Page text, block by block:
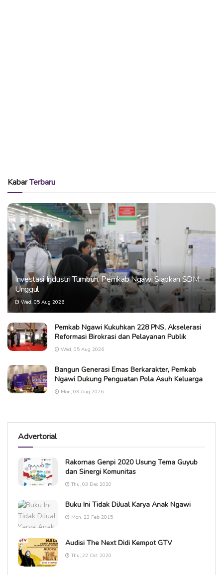
KabarTerbaru
Investasi Industri Tumbuh, Pemkab Ngawi Siapkan SDM
Unggul
Wed, 05 Aug 2026
Pemkab Ngawi Kukuhkan 228 PNS, Akselerasi
Reformasi Birokrasi dan Pelayanan Publik
Wed, 05 Aug 2026
Bangun Generasi Emas Berkarakter, Pemkab
Ngawi Dukung Penguatan Pola Asuh Keluarga
Mon, 03 Aug 2026
Advertorial
Rakornas Genpi 2020 Usung Tema Guyub
dan Sinergi Komunitas
Thu, 03 Dec 2020
Buku Ini Tidak DiJual Karya Anak Ngawi
Mon, 23 Feb 2015
Audisi The Next Didi Kempot GTV
Thu, 22 Oct 2020